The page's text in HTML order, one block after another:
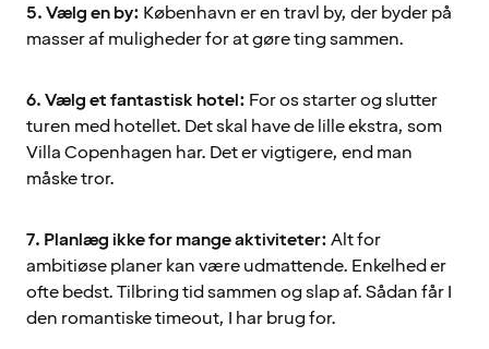
5. Vælg en by: København er en travl by, der byder på
masser af muligheder for at gøre ting sammen.
6. Vælg et fantastisk hotel: For os starter og slutter
turen med hotellet. Det skal have de lille ekstra, som
Villa Copenhagen har. Det er vigtigere, end man
måske tror.
7. Planlæg ikke for mange aktiviteter:Alt for
ambitiøse planer kan være udmattende. Enkelhed er
ofte bedst. Tilbring tid sammen og slap af. Sådan får I
den romantiske timeout, I har brug for.